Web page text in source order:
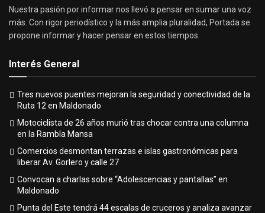
Nuestra pasión por informar nos llevó a pensar en sumar una voz
más. Con rigor periodístico y la más amplia pluralidad, Portada se
propone informar y hacer pensar en estos tiempos.
Interés General
Tres nuevos puentes mejoran la seguridad y conectividad de la
Ruta 12 en Maldonado
Motociclista de 26 años murió tras chocar contra una columna
en la Rambla Mansa
Comercios desmontan terrazas e islas gastronómicas para
liberar Av. Gorlero y calle 27
Convocan a charlas sobre “Adolescencias y pantallas” en
Maldonado
Punta del Este tendrá 44 escalas de cruceros y analiza avanzar